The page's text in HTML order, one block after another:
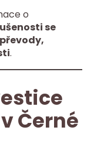
o
se
.
Černé